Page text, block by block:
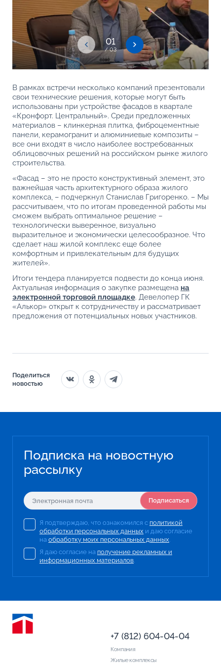
01
/ 03
В рамках встречи несколько компаний презентовали
свои технические решения, которые могут быть
использованы при устройстве фасадов в квартале
«Кронфорт. Центральный». Среди предложенных
материалов – клинкерная плитка, фиброцементные
панели, керамогранит и алюминиевые композиты –
все они входят в число наиболее востребованных
облицовочных решений на российском рынке жилого
строительства.
«Фасад – это не просто конструктивный элемент, это
важнейшая часть архитектурного образа жилого
комплекса, – подчеркнул Станислав Григоренко. – Мы
рассчитываем, что по итогам проведенной работы мы
сможем выбрать оптимальное решение –
технологически выверенное, визуально
выразительное и экономически целесообразное. Что
сделает наш жилой комплекс еще более
комфортным и привлекательным для будущих
жителей».
Итоги тендера планируется подвести до конца июня.
Актуальная информация о закупке размещена на
электронной торговой площадке. Девелопер ГК
«Алькор» открыт к сотрудничеству и рассматривает
предложения от потенциальных новых участников.
Поделиться
новостью
Подписка на новостную
рассылку
Подписаться
Я подтверждаю, что ознакомился с политикой
обработки персональных данных и даю согласие
на обработку моих персональных данных.
Я даю согласие на получение рекламных и
информационных материалов.
Компания
Жилые комплексы
+7 (812) 604-04-04